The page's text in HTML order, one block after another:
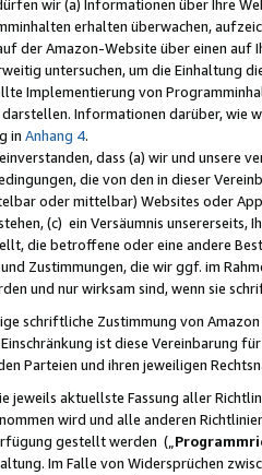
wir (a) Informationen über Ihre
erhalten überwachen,
der Amazon-Website über einen
untersuchen, um die Einhaltung
Implementierung von
Informationen darüber, wie
in Anhang 4.
dass (a) wir und
die von den in dieser
oder mittelbar) Websites oder
(c) ein Versäumnis unsererseits,
die betroffene oder eine andere
Zustimmungen, die wir ggf. im
und nur wirksam sind, wenn sie
schriftliche Zustimmung von
ist diese Vereinbarung
Parteien und ihren jeweiligen
jeweils aktuellste Fassung aller
wird und alle anderen
gestellt werden („
Im Falle von Widersprüchen